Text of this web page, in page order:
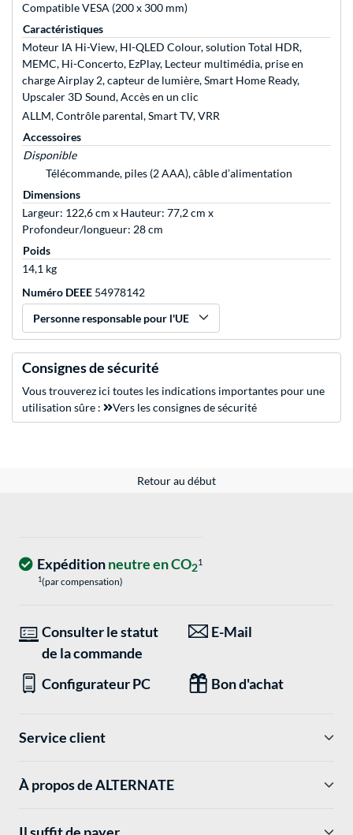
Compatible VESA (200 x 300 mm)
Caractéristiques
Moteur IA Hi-View, HI-QLED Colour, solution Total HDR,
MEMC, Hi-Concerto, EzPlay, Lecteur multimédia, prise en
charge Airplay 2, capteur de lumière, Smart Home Ready,
Upscaler 3D Sound, Accès en un clic
ALLM, Contrôle parental, Smart TV, VRR
Accessoires
Disponible
Télécommande, piles (2 AAA), câble d’alimentation
Dimensions
Largeur: 122,6 cm x Hauteur: 77,2 cm x
Profondeur/longueur: 28 cm
Poids
14,1 kg
Numéro DEEE 54978142
Personne responsable pour l'UE
Consignes de sécurité
Vous trouverez ici toutes les indications importantes pour une
utilisation sûre :
Vers les consignes de sécurité
Retour au début
Expéditionneutre en CO21
1(par compensation)
Consulter le statut
de la commande
E-Mail
Configurateur PC Bon d'achat
Service client
À propos de ALTERNATE